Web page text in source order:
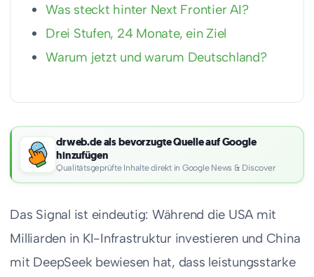
Was steckt hinter Next Frontier AI?
Drei Stufen, 24 Monate, ein Ziel
Warum jetzt und warum Deutschland?
drweb.de als bevorzugte Quelle auf Google
hinzufügen
Qualitätsgeprüfte Inhalte direkt in Google News & Discover
Das Signal ist eindeutig: Während die USA mit
Milliarden in KI-Infrastruktur investieren und China
mit DeepSeek bewiesen hat, dass leistungsstarke